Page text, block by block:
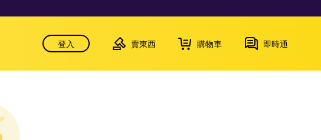
登入 賣東西 購物車 即時通